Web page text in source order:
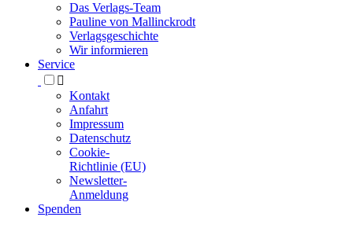
Das Verlags-Team
Pauline von Mallinckrodt
Verlagsgeschichte
Wir informieren
Service

Kontakt
Anfahrt
Impressum
Datenschutz
Cookie-
Richtlinie (EU)
Newsletter-
Anmeldung
Spenden